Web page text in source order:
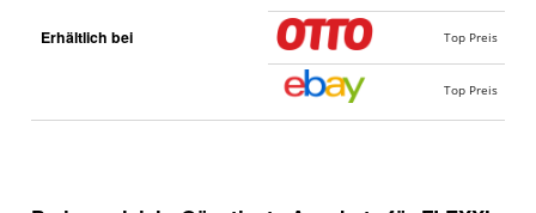
Erhältlich bei Top Preis
Top Preis